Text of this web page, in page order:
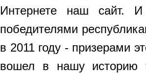
Интернете наш сайт.
победителями
в 2011 году - призерами
вошел в нашу историю